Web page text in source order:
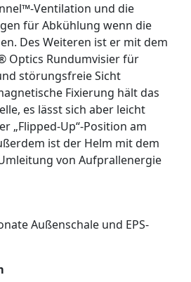
Ventilation und die
für Abkühlung wenn die
Des Weiteren ist er mit dem
Optics Rundumvisier für
störungsfreie Sicht
Fixierung hält das
es lässt sich aber leicht
„Flipped-Up“-Position am
ist der Helm mit dem
von Aufprallenergie
Außenschale und EPS-